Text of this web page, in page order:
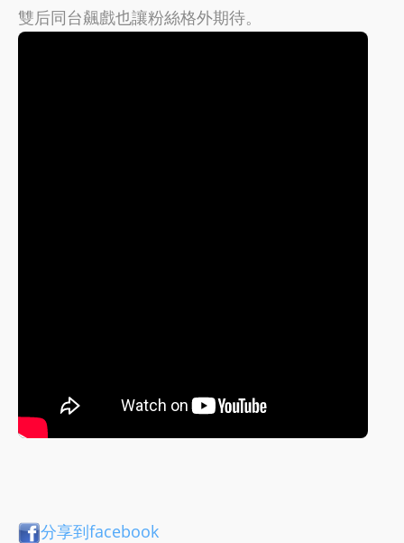
雙后同台飆戲也讓粉絲格外期待。
分享到facebook